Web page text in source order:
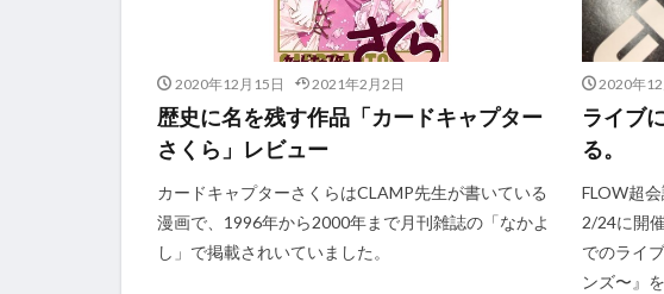
2020年12月15日 2021年2月2日
歴史に名を残す作品「カードキャプター
さくら」レビュー
カードキャプターさくらはCLAMP先生が書いている
漫画で、1996年から2000年まで月刊雑誌の「なかよ
し」で掲載されいていました。
2020年
ライブ
る。
FLOW超
2/24に開
でのライ
ンズ〜』